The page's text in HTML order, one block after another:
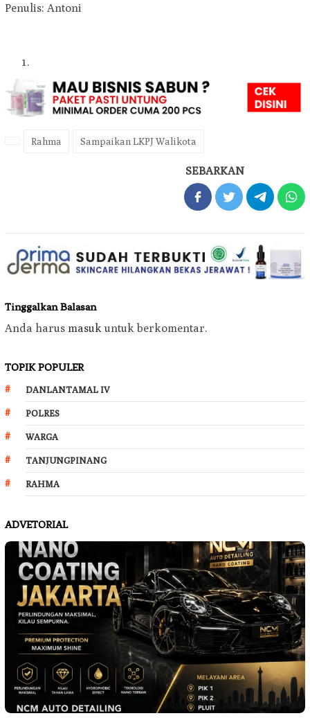
Penulis: Antoni
Rahma Sampaikan LKPJ Walikota
SEBARKAN
Tinggalkan Balasan
Anda harus masuk untuk berkomentar.
TOPIK POPULER
DANLANTAMAL IV
POLRES
WARGA
TANJUNGPINANG
RAHMA
ADVETORIAL